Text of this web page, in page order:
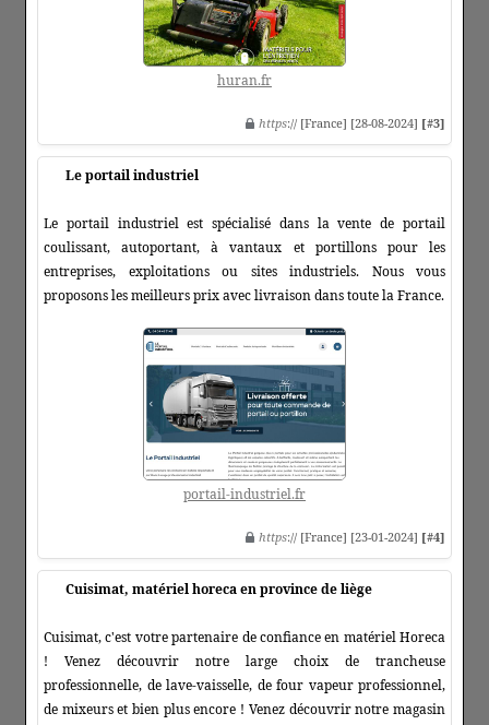
huran.fr
https:// [France] [28-08-2024] [#3]
Le portail industriel
Le portail industriel est spécialisé dans la vente de portail
coulissant, autoportant, à vantaux et portillons pour les
entreprises, exploitations ou sites industriels. Nous vous
proposons les meilleurs prix avec livraison dans toute la France.
portail-industriel.fr
https:// [France] [23-01-2024] [#4]
Cuisimat, matériel horeca en province de liège
Cuisimat, c'est votre partenaire de confiance en matériel Horeca
! Venez découvrir notre large choix de trancheuse
professionnelle, de lave-vaisselle, de four vapeur professionnel,
de mixeurs et bien plus encore ! Venez découvrir notre magasin